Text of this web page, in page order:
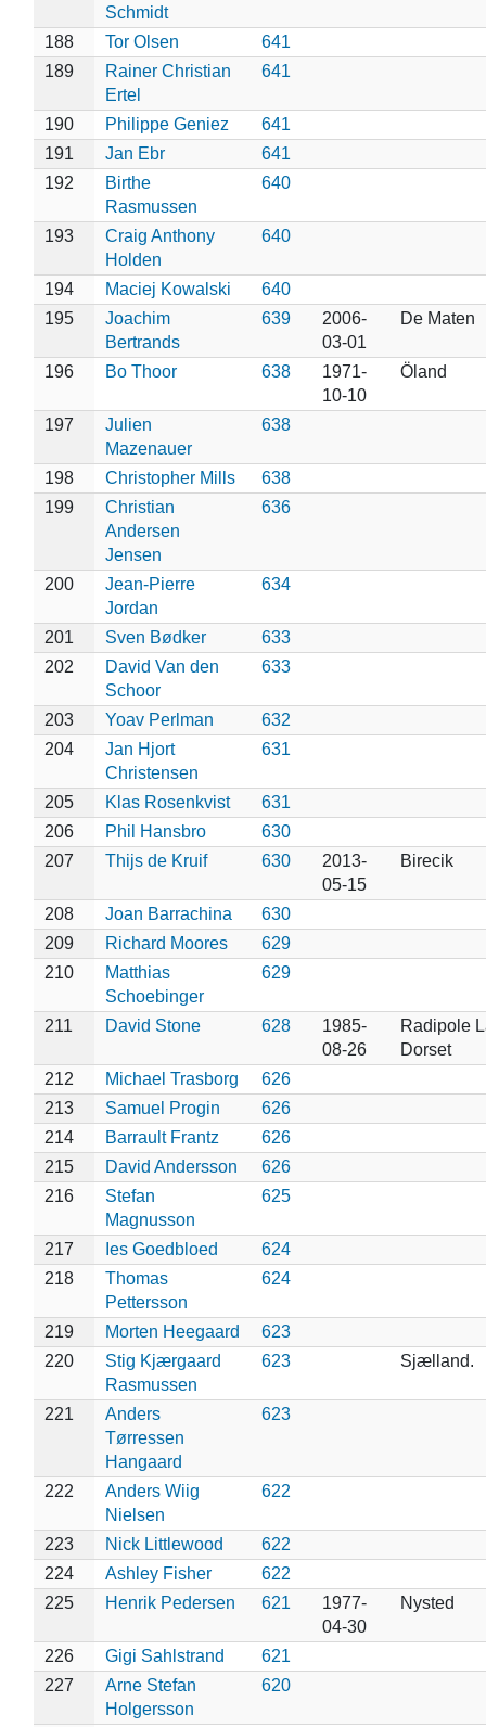
Schmidt
188
Tor Olsen
641
189
Rainer Christian
Ertel
641
190 Philippe Geniez
641
191
Jan Ebr
641
192
Birthe
Rasmussen
640
193
Craig Anthony
Holden
640
194 Maciej Kowalski
640
195
Joachim
Bertrands
639
2006-
03-01
De Maten
196 Bo Thoor 638
1971-
10-10
Öland
197
Julien
Mazenauer
638
198 Christopher Mills
638
199
Christian
Andersen
Jensen
636
200
Jean-Pierre
Jordan
634
201 Sven Bødker
633
202
David Van den
Schoor
633
203 Yoav Perlman
632
204
Jan Hjort
Christensen
631
205 Klas Rosenkvist
631
206
Phil Hansbro
630
207
Thijs de Kruif 630
2013-
05-15
Birecik
208 Joan Barrachina
630
209
Richard Moores
629
210
Matthias
Schoebinger
629
211 David Stone 628
1985-
08-26
Radipole
Dorset
212
Michael Trasborg
626
213
Samuel Progin
626
214
Barrault Frantz
626
215
David Andersson
626
216
Stefan
Magnusson
625
217 Ies Goedbloed
624
218
Thomas
Pettersson
624
219 Morten Heegaard
623
220
Stig Kjærgaard
Rasmussen
623 Sjælland.
221
Anders
Tørressen
Hangaard
623
222
Anders Wiig
Nielsen
622
223 Nick Littlewood
622
224
Ashley Fisher
622
225
Henrik Pedersen 621
1977-
04-30
Nysted
226 Gigi Sahlstrand
621
227
Arne Stefan
Holgersson
620